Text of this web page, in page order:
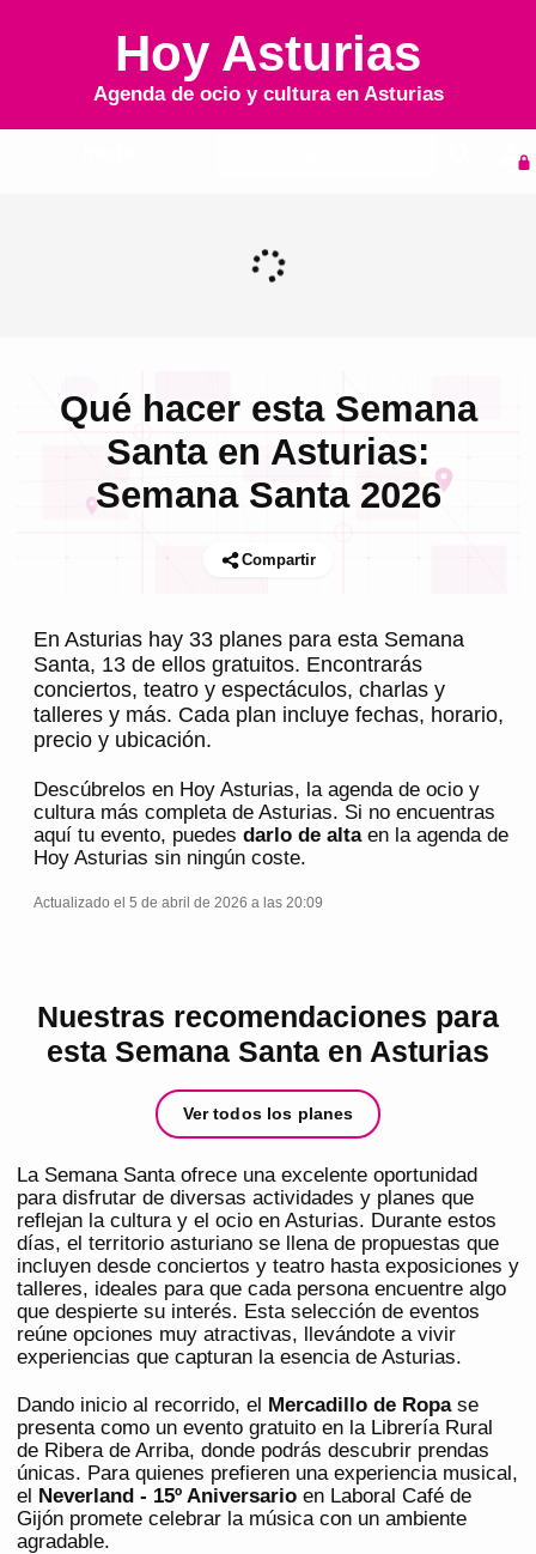
Hoy Asturias
Agenda de ocio y cultura en Asturias
Qué hacer esta Semana
Santa en Asturias:
Semana Santa 2026
Compartir
En Asturias hay 33 planes para esta Semana
Santa, 13 de ellos gratuitos. Encontrarás
conciertos, teatro y espectáculos, charlas y
talleres y más. Cada plan incluye fechas, horario,
precio y ubicación.
Descúbrelos en Hoy Asturias, la agenda de ocio y
cultura más completa de Asturias. Si no encuentras
aquí tu evento, puedes darlo de altaen la agenda de
Hoy Asturias sin ningún coste.
Actualizado el 5 de abril de 2026 a las 20:09
Nuestras recomendaciones para
esta Semana Santa en Asturias
Ver todos los planes
La Semana Santa ofrece una excelente oportunidad
para disfrutar de diversas actividades y planes que
reflejan la cultura y el ocio en Asturias. Durante estos
días, el territorio asturiano se llena de propuestas que
incluyen desde conciertos y teatro hasta exposiciones y
talleres, ideales para que cada persona encuentre algo
que despierte su interés. Esta selección de eventos
reúne opciones muy atractivas, llevándote a vivir
experiencias que capturan la esencia de Asturias.
Dando inicio al recorrido, el Mercadillo de Ropase
presenta como un evento gratuito en la Librería Rural
de Ribera de Arriba, donde podrás descubrir prendas
únicas. Para quienes prefieren una experiencia musical,
el Neverland - 15º Aniversario en Laboral Café de
Gijón promete celebrar la música con un ambiente
agradable.